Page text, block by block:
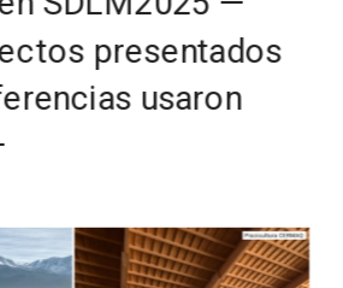
presentados
usaron